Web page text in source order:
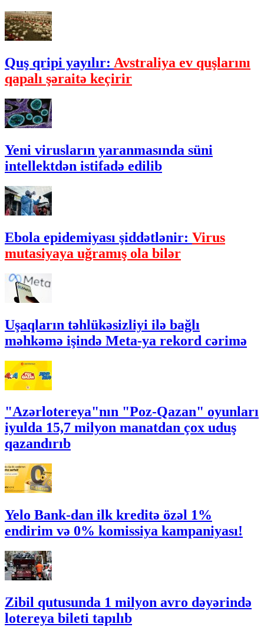
Quş qripi yayılır: Avstraliya ev quşlarını
qapalı şəraitə keçirir
Yeni virusların yaranmasında süni
intellektdən istifadə edilib
Ebola epidemiyası şiddətlənir: Virus
mutasiyaya uğramış ola bilər
Uşaqların təhlükəsizliyi ilə bağlı
məhkəmə işində Meta-ya rekord cərimə
"Azərlotereya"nın "Poz-Qazan" oyunları
iyulda 15,7 milyon manatdan çox uduş
qazandırıb
Yelo Bank-dan ilk kreditə özəl 1%
endirim və 0% komissiya kampaniyası!
Zibil qutusunda 1 milyon avro dəyərində
lotereya bileti tapılıb